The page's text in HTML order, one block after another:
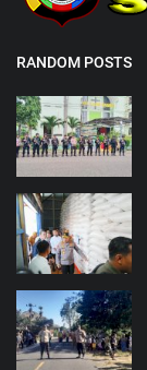
RANDOM POSTS